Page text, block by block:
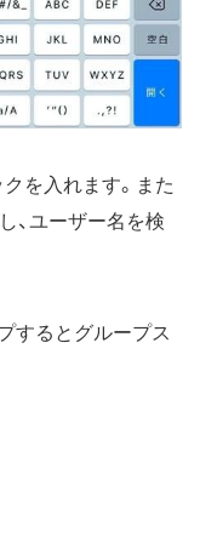
を入れます。また
、ユーザー名を検
するとグループス